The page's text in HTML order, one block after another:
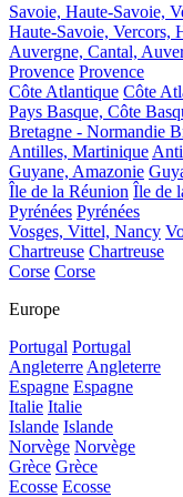
Savoie, Haute-Savoie,
Haute-Savoie, Vercors,
Auvergne, Cantal,
Provence Provence
Côte Atlantique Côte
Pays Basque, Côte
Bretagne - Normandie
Antilles, Martinique
Guyane, Amazonie
Île de la Réunion Île de
Pyrénées Pyrénées
Vosges, Vittel, Nancy
Chartreuse Chartreuse
Corse Corse
Europe
Portugal Portugal
Angleterre Angleterre
Espagne Espagne
Italie Italie
Islande Islande
Norvège Norvège
Grèce Grèce
Ecosse Ecosse